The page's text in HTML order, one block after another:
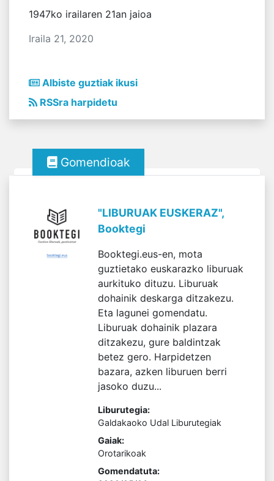
1947ko irailaren 21an jaioa
Iraila 21, 2020
Albiste guztiak ikusi
RSSra harpidetu
Gomendioak
"LIBURUAK EUSKERAZ",
Booktegi
Booktegi.eus-en, mota
guztietako euskarazko liburuak
aurkituko dituzu. Liburuak
dohainik deskarga ditzakezu.
Eta lagunei gomendatu.
Liburuak dohainik plazara
ditzakezu, gure baldintzak
betez gero. Harpidetzen
bazara, azken liburuen berri
jasoko duzu...
Liburutegia:
Galdakaoko Udal Liburutegiak
Gaiak:
Orotarikoak
Gomendatuta: